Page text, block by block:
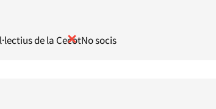
de la CecotNo socis